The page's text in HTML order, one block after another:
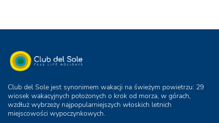
Club del Sole jest synonimem wakacji na świeżym powietrzu: 29
wiosek wakacyjnych położonych o krok od morza, w górach,
wzdłuż wybrzeży najpopularniejszych włoskich letnich
miejscowości wypoczynkowych.